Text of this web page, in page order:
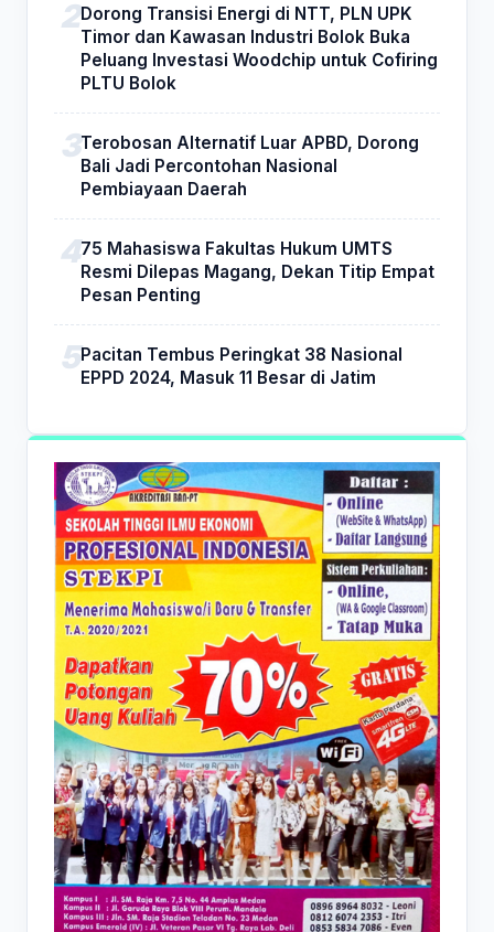
Dorong Transisi Energi di NTT, PLN UPK
Timor dan Kawasan Industri Bolok Buka
Peluang Investasi Woodchip untuk Cofiring
PLTU Bolok
Terobosan Alternatif Luar APBD, Dorong
Bali Jadi Percontohan Nasional
Pembiayaan Daerah
75 Mahasiswa Fakultas Hukum UMTS
Resmi Dilepas Magang, Dekan Titip Empat
Pesan Penting
Pacitan Tembus Peringkat 38 Nasional
EPPD 2024, Masuk 11 Besar di Jatim